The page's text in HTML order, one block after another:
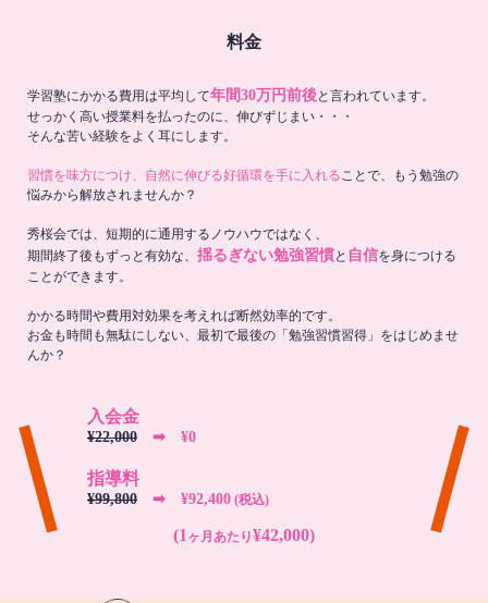
料金
学習塾にかかる費用は平均して年間30万円前後と言われています。
せっかく高い授業料を払ったのに、伸びずじまい・・・
そんな苦い経験をよく耳にします。
習慣を味方につけ、自然に伸びる好循環を手に入れる ことで、もう勉強の
悩みから解放されませんか？
秀桜会では、短期的に通用するノウハウではなく、
期間終了後もずっと有効な、 揺るぎない勉強習慣と 自信を身につける
ことができます。
かかる時間や費用対効果を考えれば断然効率的です。
お金も時間も無駄にしない、最初で最後の「勉強習慣習得」をはじめませ
んか？
入会金
¥22,000 ➡︎ ¥0
指導料
¥99,800 ➡︎ ¥92,400 (税込)
(1 ヶ月あたり¥42,000)